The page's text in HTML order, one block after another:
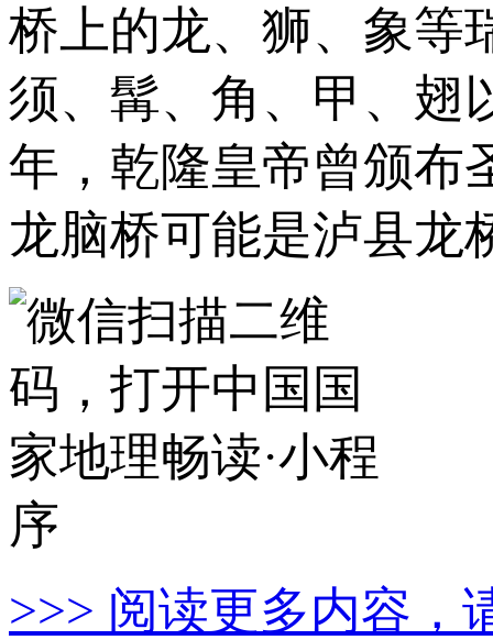
桥上的龙、狮、象等
须、髯、角、甲、翅
年，乾隆皇帝曾颁布
龙脑桥可能是泸县龙
>>> 阅读更多内容，